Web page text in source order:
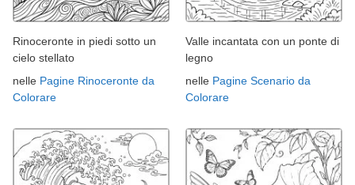
Rinoceronte in piedi sotto un
cielo stellato
nelle Pagine Rinoceronte da
Colorare
Valle incantata con un ponte di
legno
nelle Pagine Scenario da
Colorare